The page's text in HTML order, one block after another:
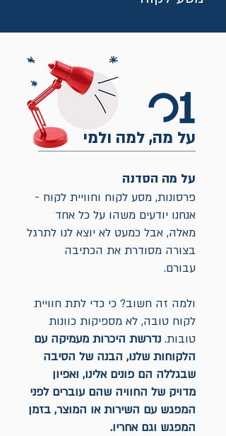
על מה, למה ולמי
על מה הסדנה
פרסונות, מסע לקוח וחוויית לקוח -
אנחנו יודעים משהו על כל אחד
מאלה, אבל כמעט לא יוצא לנו לתרגל
בצורה מסודרת את הכתיבה
עבורם.
ולמה זה חשוב? כי כדי לתת חוויית
לקוח טובה, לא מספיקות כוונות
טובות. נדרשת היכרות מעמיקה עם
הלקוחות שלנו, הבנה של הסיבה
שבגללה הם פונים אלינו, ואפיון
מדויק של החוויה שהם עוברים לפני
המפגש עם השירות או המוצר, בזמן
המפגש וגם אחריו.